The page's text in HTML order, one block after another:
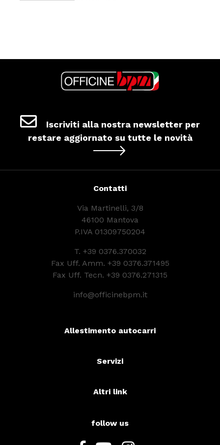
Iscriviti alla nostra newsletter per
restare aggiornato su tutte le novità
Contatti
Via Martinelli, 3/8
46100 Mantova
P.IVA 01309750204
T. +39 0376.370032
Fax Uff. Amm. +39 0376.371495
Fax Uff. Tecn. +39 0376.271315
info@officinebpm.it
Allestimento autocarri
Servizi
Altri link
follow us